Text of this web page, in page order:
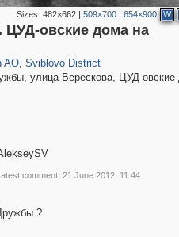
Sizes:482×662 |509×700 |654×900 W
ЦУД-овские дома на
AO, Sviblovo District
улица Верескова, ЦУД-овские
comment: 21 June 2012, 11:44
?